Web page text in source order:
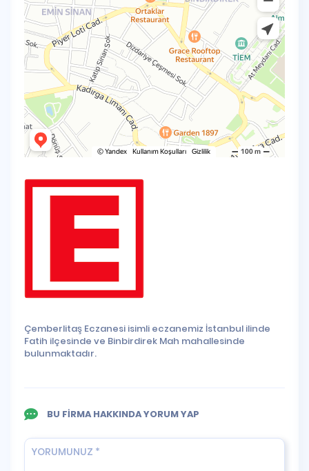
Çemberlitaş Eczanesi isimli eczanemiz İstanbul ilinde
Fatih ilçesinde ve Binbirdirek Mah mahallesinde
bulunmaktadır.
BU FİRMA HAKKINDA YORUM YAP